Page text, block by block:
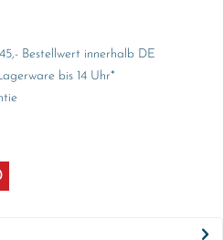
Bestellwert innerhalb DE
bis 14 Uhr*